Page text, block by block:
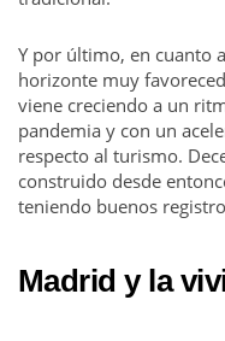
Y por último, en cuanto
horizonte muy
viene creciendo a un
pandemia y con un
respecto al turismo.
construido desde
teniendo buenos
Madrid y la